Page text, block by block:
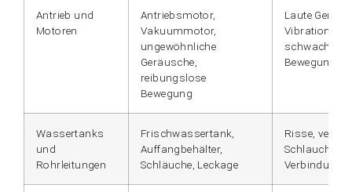
Antrieb und
Motoren
Antriebsmotor,
Vakuummotor,
ungewöhnliche
Geräusche,
reibungslose
Bewegung
Laute
Vibrationen,
schwache
Bewegungen
Wassertanks
und
Rohrleitungen
Frischwassertank,
Auffangbehälter,
Schläuche, Leckage
Risse,
Schlauch,